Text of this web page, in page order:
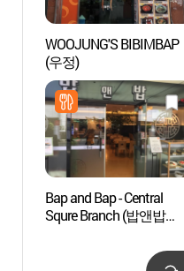
WOOJUNG'S BIBIMBAP
(우정)
Bap and Bap - Central
Squre Branch (밥앤밥